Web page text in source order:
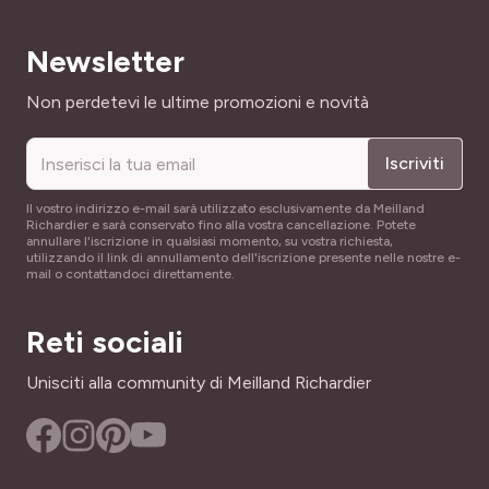
Farigoule, Barigoule, Thym commun, Thym officinal
SKU
Di facilissima coltivazione
ALTEZZA A MATURITÀ
25 cm
LARGHEZZA ADULTA
25 cm
PÉRIODE DE RÉCOLTE
Newsletter
Indirizzo email
Non perdetevi le ultime promozioni e novità
Iscriviti
Il vostro indirizzo e-mail sarà utilizzato esclusivamente da Meilland
Richardier e sarà conservato fino alla vostra cancellazione. Potete
annullare l'iscrizione in qualsiasi momento, su vostra richiesta,
utilizzando il link di annullamento dell'iscrizione presente nelle nostre e-
mail o contattandoci direttamente.
Reti sociali
Unisciti alla community di Meilland Richardier